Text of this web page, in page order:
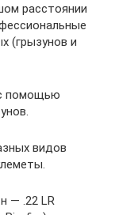
расстоянии
(грызунов и
помощью
видов
— .22 LR